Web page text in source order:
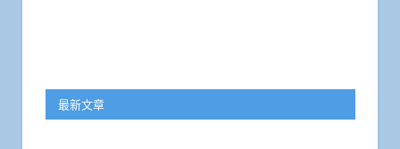
最新文章